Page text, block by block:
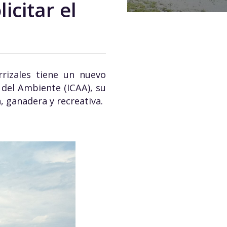
el
tiene un nuevo
Ambiente (ICAA), su
ganadera y recreativa.